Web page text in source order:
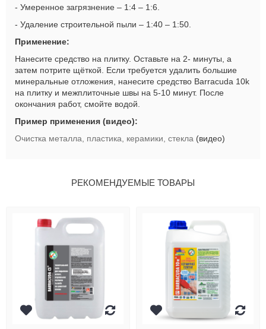
- Умеренное загрязнение – 1:4 – 1:6.
- Удаление строительной пыли – 1:40 – 1:50.
Применение:
Нанесите средство на плитку. Оставьте на 2- минуты, а
затем потрите щёткой. Если требуется удалить большие
минеральные отложения, нанесите средство Barracuda 10k
на плитку и межплиточные швы на 5-10 минут. После
окончания работ, смойте водой.
Пример применения (видео):
Очистка металла, пластика, керамики, стекла (видео)
РЕКОМЕНДУЕМЫЕ ТОВАРЫ